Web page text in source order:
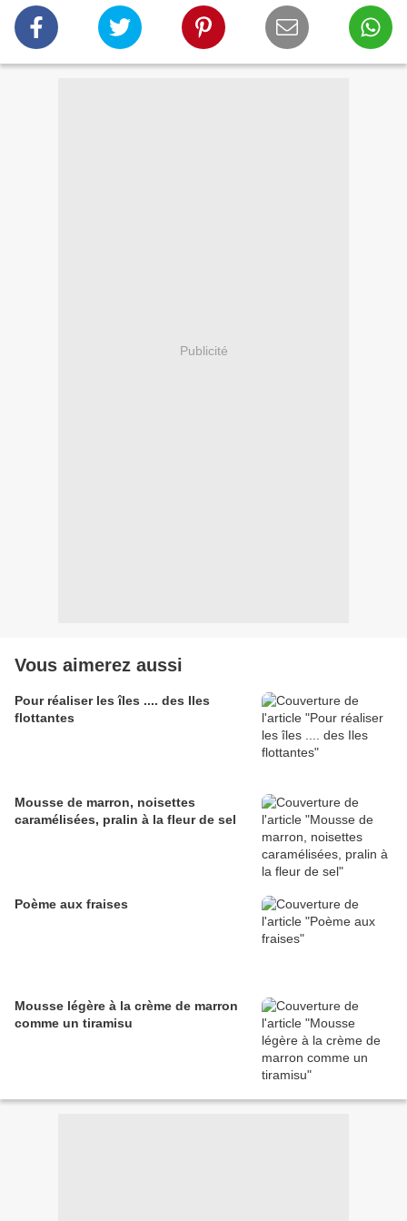
Publicité
Vous aimerez aussi
Pour réaliser les îles .... des Iles
flottantes
Mousse de marron, noisettes
caramélisées, pralin à la fleur de sel
Poème aux fraises
Mousse légère à la crème de marron
comme un tiramisu